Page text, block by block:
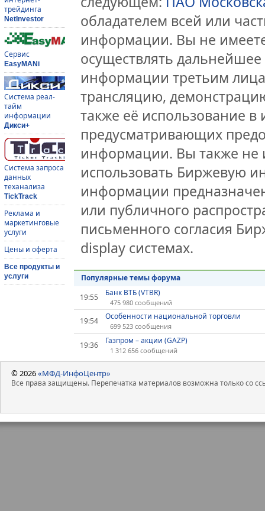
трейдинга
NetInvestor
Сервис
EasyMANi
Система реал-
тайм
информации
Дикси+
Система запроса
данных
теханализа
TickTrack
Реклама и
маркетинговые
услуги
Цены и оферта
Все продукты и
услуги
обладателем всей или
информации. Вы не
осуществлять
информации третьим
трансляцию,
также её использование
предусматривающих
информации. Вы также не
использовать Биржевую
информации
или публичного
письменного согласия
display системах.
Популярные темы форума
19:55
Банк ВТБ (VTBR)
475 980 сообщений
19:54 Особенности национальной торговли
699 523 сообщения
19:36 Газпром – акции (GAZP)
1 312 656 сообщений
© 2026«МФД-ИнфоЦентр»
Все права защищены. Перепечатка материалов возможна только со